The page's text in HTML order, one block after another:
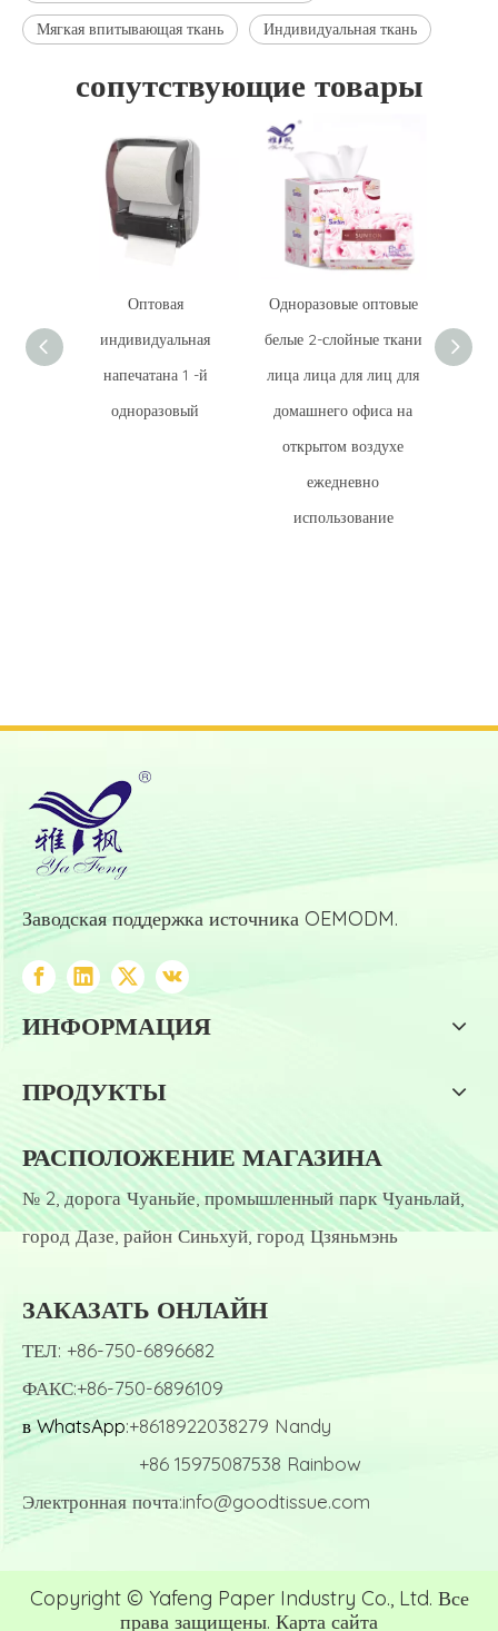
Мягкая впитывающая ткань Индивидуальная ткань
сопутствующие товары
Оптовая
индивидуальная
напечатана 1 -й
одноразовый
Одноразовые оптовые
белые 2-слойные ткани
лица лица для лиц для
домашнего офиса на
открытом воздухе
ежедневно
использование
Заводская поддержка источника OEMODM.
ИНФОРМАЦИЯ
ПРОДУКТЫ
РАСПОЛОЖЕНИЕ МАГАЗИНА
№ 2, дорога Чуаньйе, промышленный парк Чуаньлай,
город Дазе, район Синьхуй, город Цзяньмэнь
ЗАКАЗАТЬ ОНЛАЙН
ТЕЛ: +86-750-6896682
ФАКС:+86-750-6896109
в WhatsApp:+8618922038279 Nandy
+86 15975087538 Rainbow
Электронная почта:info@goodtissue.com
Copyright © Yafeng Paper Industry Co., Ltd. Все
права защищены. Карта сайта